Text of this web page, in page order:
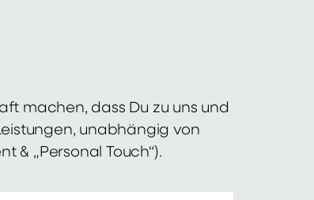
machen, dass Du zu uns und
unabhängig von
& „Personal Touch“).